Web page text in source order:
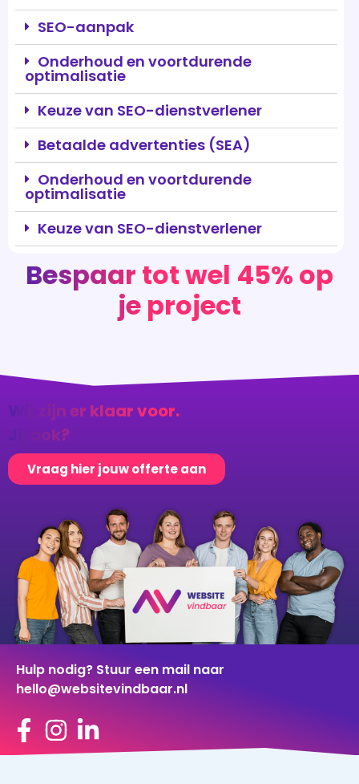
Onderhoud en voortdurende
optimalisatie
Keuze van SEO-dienstverlener
Betaalde advertenties (SEA)
Onderhoud en voortdurende
optimalisatie
Keuze van SEO-dienstverlener
Bespaar tot wel 45% op
je project
Wij zijn er klaar voor.
Vraag hier jouw offerte aan
Hulp nodig? Stuur een mail naar
hello@websitevindbaar.nl